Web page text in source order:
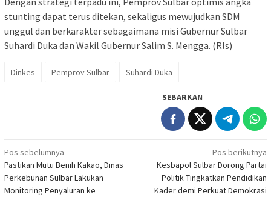
stunting dapat terus ditekan, sekaligus mewujudkan SDM
unggul dan berkarakter sebagaimana misi Gubernur Sulbar
Suhardi Duka dan Wakil Gubernur Salim S. Mengga. (Rls)
Dinkes Pemprov Sulbar Suhardi Duka
SEBARKAN
Navigasi
pos
Pos sebelumnya
Pastikan Mutu Benih Kakao, Dinas
Perkebunan Sulbar Lakukan
Monitoring Penyaluran ke
Pos berikutnya
Kesbapol Sulbar Dorong Partai
Politik Tingkatkan Pendidikan
Kader demi Perkuat Demokrasi